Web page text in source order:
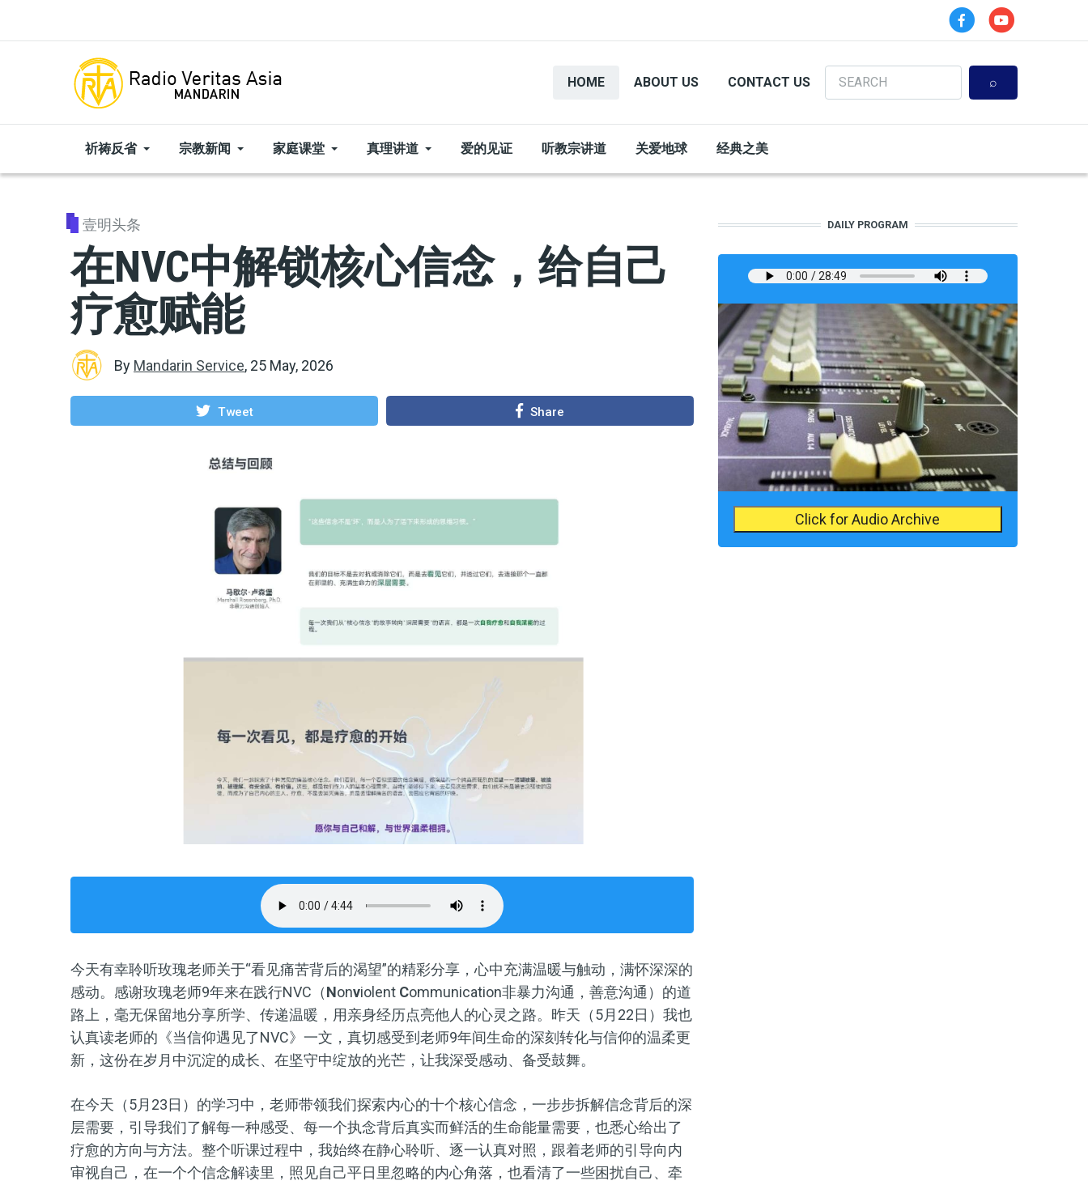
HOME ABOUT US CONTACT US
Search
祈祷反省 宗教新闻 家庭课堂 真理讲道 爱的见证 听教宗讲道 关爱地球 经典之美
壹明头条
在NVC中解锁核心信念，给自己
疗愈赋能
By Mandarin Service, 25 May, 2026
Tweet Share
今天有幸聆听玫瑰老师关于“看见痛苦背后的渴望”的精彩分享，心中充满温暖与触动，满怀深深的
感动。感谢玫瑰老师9年来在践行NVC（Nonviolent Communication非暴力沟通，善意沟通）的道
路上，毫无保留地分享所学、传递温暖，用亲身经历点亮他人的心灵之路。昨天（5月22日）我也
认真读老师的《当信仰遇见了NVC》一文，真切感受到老师9年间生命的深刻转化与信仰的温柔更
新，这份在岁月中沉淀的成长、在坚守中绽放的光芒，让我深受感动、备受鼓舞。
在今天（5月23日）的学习中，老师带领我们探索内心的十个核心信念，一步步拆解信念背后的深
层需要，引导我们了解每一种感受、每一个执念背后真实而鲜活的生命能量需要，也悉心给出了
疗愈的方向与方法。整个听课过程中，我始终在静心聆听、逐一认真对照，跟着老师的引导向内
审视自己，在一个个信念解读里，照见自己平日里忽略的内心角落，也看清了一些困扰自己、牵
DAILY PROGRAM
Click for Audio Archive